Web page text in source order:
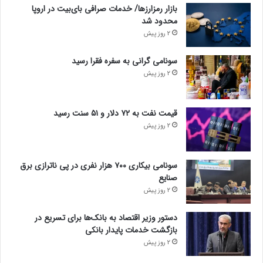
بازار رمزارزها/ خدمات صرافی بای‌بیت در اروپا
محدود شد
2 روز پیش
سونامی گرانی به سفره فقرا رسید
2 روز پیش
قیمت نفت به ۷۲ دلار و ۵۱ سنت رسید
2 روز پیش
سونامی بیکاری ۷۰۰ هزار نفری در پی ناترازی برق
صنایع
2 روز پیش
دستور وزیر اقتصاد به بانک‌ها برای تسریع در
بازگشت خدمات پایدار بانکی
2 روز پیش